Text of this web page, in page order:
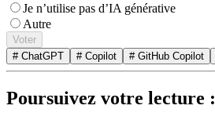
Je n’utilise pas d’IA générative
Autre
Voter
# ChatGPT
# Copilot # GitHub Copilot
Poursuivez votre lecture :